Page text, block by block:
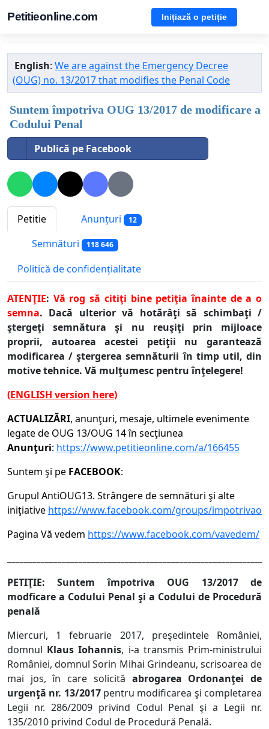
Petitieonline.com Inițiază o petiție
English:We are against the Emergency Decree
(OUG) no. 13/2017 that modifies the Penal Code
Suntem împotriva OUG 13/2017 de modificare a
Codului Penal
Publică pe Facebook
Petitie Anunțuri 12
Semnături 118 646
Politică de confidențialitate
ATENŢIE: Vă rog să citiţi bine petiţia înainte de a o
semna. Dacă ulterior vă hotărâţi să schimbaţi /
ştergeţi semnătura şi nu reuşiţi prin mijloace
proprii, autoarea acestei petiţii nu garantează
modificarea / ştergerea semnăturii în timp util, din
motive tehnice. Vă mulţumesc pentru înţelegere!
(ENGLISH version here)
ACTUALIZĂRI, anunţuri, mesaje, ultimele evenimente
legate de OUG 13/OUG 14 în secţiunea
Anunţuri: https://www.petitieonline.com/a/166455
Suntem şi pe FACEBOOK:
Grupul AntiOUG13. Strângere de semnături şi alte
iniţiative https://www.facebook.com/groups/
Pagina Vă vedem https://www.facebook.com/vavedem/
PETIŢIE: Suntem împotriva OUG 13/2017 de
modficare a Codului Penal şi a Codului de Procedură
penală
Miercuri, 1 februarie 2017, preşedintele României,
domnul Klaus Iohannis, i-a transmis Prim-ministrului
României, domnul Sorin Mihai Grindeanu, scrisoarea de
mai jos, în care solicită abrogarea Ordonanţei de
urgenţă nr. 13/2017 pentru modificarea şi completarea
Legii nr. 286/2009 privind Codul Penal şi a Legii nr.
135/2010 privind Codul de Procedură Penală.